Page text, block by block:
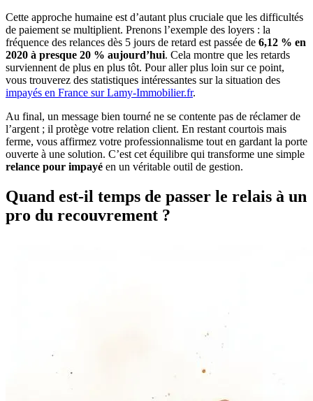
Cette approche humaine est d’autant plus cruciale que les difficultés
de paiement se multiplient. Prenons l’exemple des loyers : la
fréquence des relances dès 5 jours de retard est passée de 6,12 % en
2020 à presque 20 % aujourd’hui. Cela montre que les retards
surviennent de plus en plus tôt. Pour aller plus loin sur ce point,
vous trouverez des statistiques intéressantes sur la situation des
impayés en France sur Lamy-Immobilier.fr.
Au final, un message bien tourné ne se contente pas de réclamer de
l’argent ; il protège votre relation client. En restant courtois mais
ferme, vous affirmez votre professionnalisme tout en gardant la porte
ouverte à une solution. C’est cet équilibre qui transforme une simple
relance pour impayé en un véritable outil de gestion.
Quand est-il temps de passer le relais à un
pro du recouvrement ?